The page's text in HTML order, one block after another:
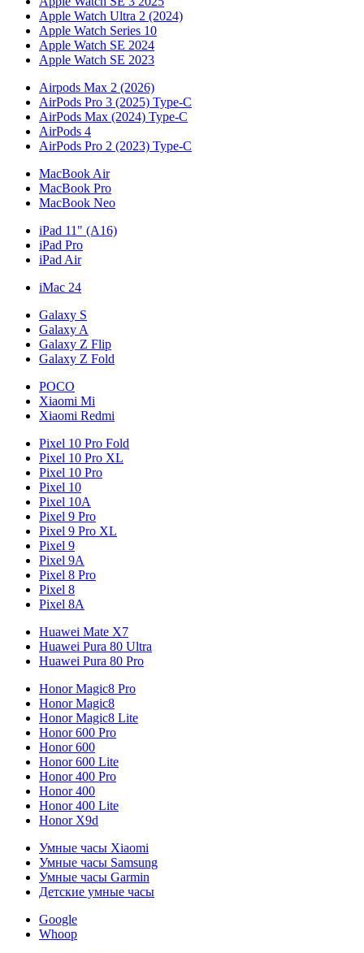
Apple Watch Ultra 2 (2024)
Apple Watch Series 10
Apple Watch SE 2024
Apple Watch SE 2023
Airpods Max 2 (2026)
AirPods Pro 3 (2025) Type-C
AirPods Max (2024) Type-C
AirPods 4
AirPods Pro 2 (2023) Type-C
MacBook Air
MacBook Pro
MacBook Neo
iPad 11" (A16)
iPad Pro
iPad Air
iMac 24
Galaxy S
Galaxy A
Galaxy Z Flip
Galaxy Z Fold
POCO
Xiaomi Mi
Xiaomi Redmi
Pixel 10 Pro Fold
Pixel 10 Pro XL
Pixel 10 Pro
Pixel 10
Pixel 10A
Pixel 9 Pro
Pixel 9 Pro XL
Pixel 9
Pixel 9A
Pixel 8 Pro
Pixel 8
Pixel 8A
Huawei Mate X7
Huawei Pura 80 Ultra
Huawei Pura 80 Pro
Honor Magic8 Pro
Honor Magic8
Honor Magic8 Lite
Honor 600 Pro
Honor 600
Honor 600 Lite
Honor 400 Pro
Honor 400
Honor 400 Lite
Honor X9d
Умные часы Xiaomi
Умные часы Samsung
Умные часы Garmin
Детские умные часы
Google
Whoop